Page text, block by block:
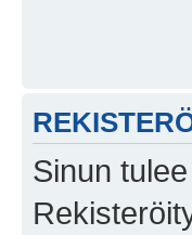
Sinun